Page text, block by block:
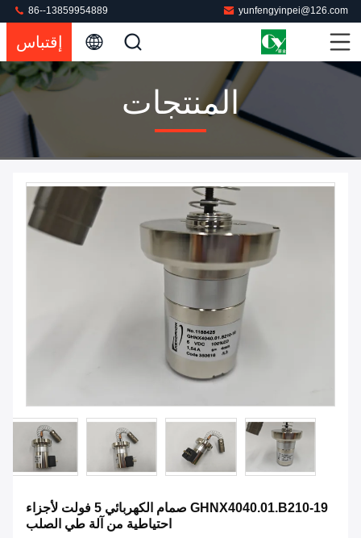
yunfengyinpei@126.com
86--13859954889
إقتباس
المنتجات
GHNX4040.01.B210-19 صمام الكهربائي 5 فولت لأجزاء
احتياطية من آلة طي الصلب